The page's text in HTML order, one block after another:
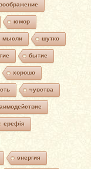
юмор
мысли шутко
бытие
хорошо
чувства
ерефія
энергия